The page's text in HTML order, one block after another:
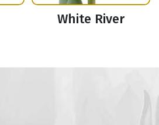
White River